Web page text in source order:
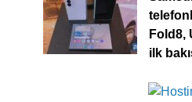
Fold8,
ilk